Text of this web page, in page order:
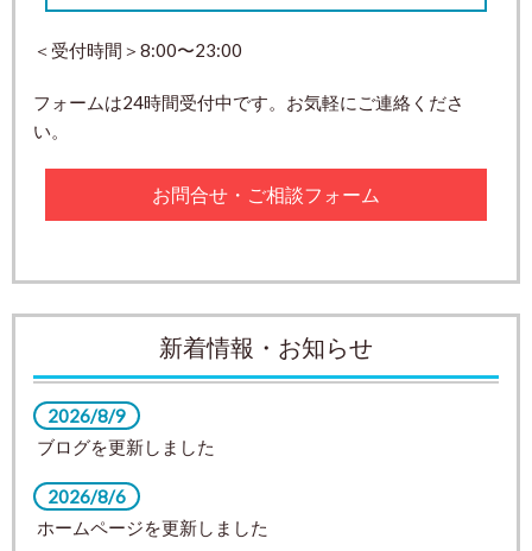
＜受付時間＞8:00〜23:00
フォームは24時間受付中です。お気軽にご連絡くださ
い。
お問合せ・ご相談フォーム
新着情報・お知らせ
2026/8/9
ブログを更新しました
2026/8/6
ホームページを更新しました